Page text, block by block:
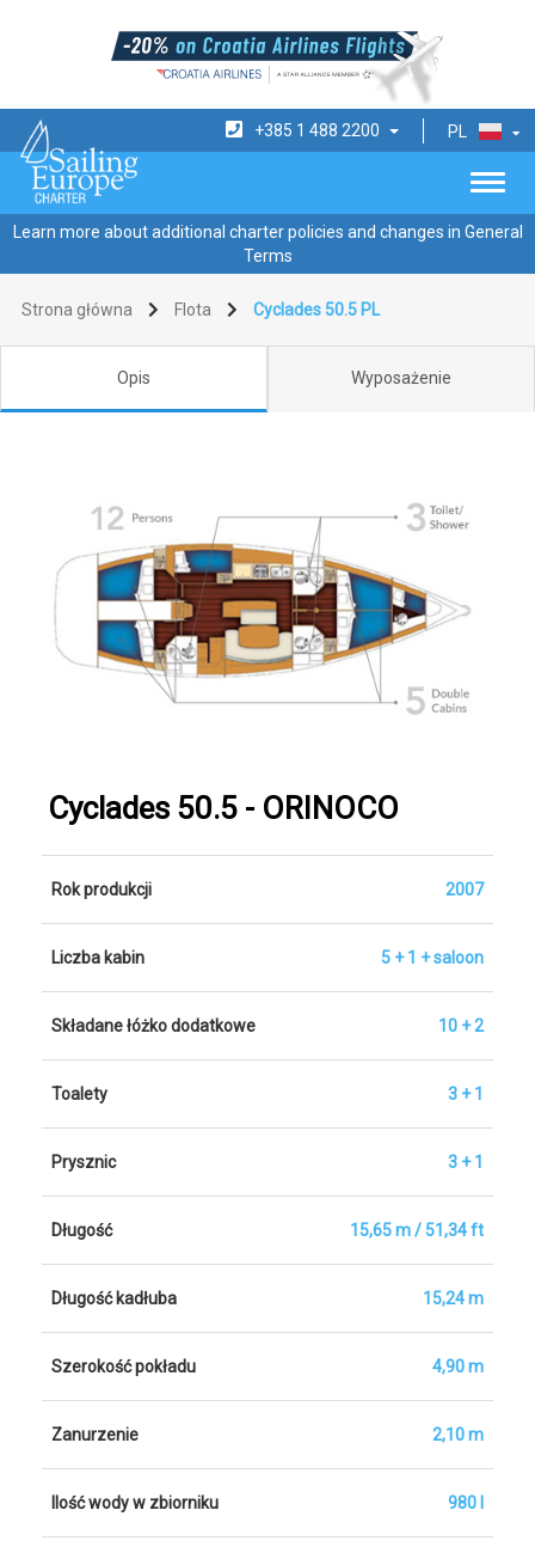
PL
+385 1 488 2200
Learn more about additional charter policies and changes in General
Terms
Strona główna Flota Cyclades 50.5 PL
Opis Wyposażenie
Cyclades 50.5 - ORINOCO
Rok produkcji 2007
Liczba kabin 5 + 1 + saloon
Składane łóżko dodatkowe 10 + 2
Toalety 3 + 1
Prysznic 3 + 1
Długość 15,65 m / 51,34 ft
Długość kadłuba 15,24 m
Szerokość pokładu 4,90 m
Zanurzenie 2,10 m
Ilość wody w zbiorniku 980 l